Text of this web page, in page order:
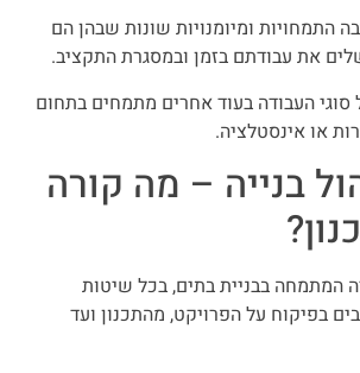
התמחויות ומיומנויות שונות שבהן הם
את עבודתם בזמן ובמסגרת התקציב.
העבודה בעוד אחרים מתמחים בתחום
או אינסטלציה.
בנייה – מה קורה
המתמחה בבניית בתים, בכל שיטות
בפיקוח על הפרויקט, מהתכנון ועד